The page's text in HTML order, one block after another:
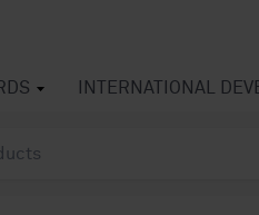
INTERNATIONAL